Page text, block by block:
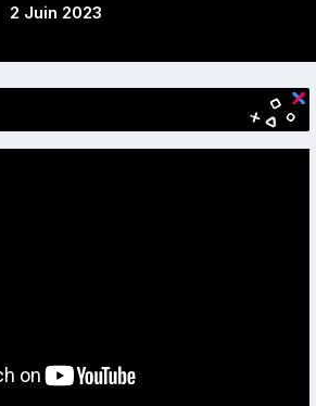
2 Juin 2023